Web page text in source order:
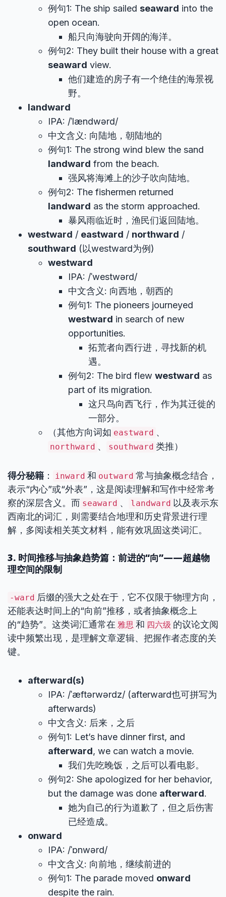
例句1: The ship sailed seaward into the
open ocean.
船只向海驶向开阔的海洋。
例句2: They built their house with a great
seaward view.
他们建造的房子有一个绝佳的海景视
野。
landward
IPA: /ˈlændwərd/
中文含义: 向陆地，朝陆地的
例句1: The strong wind blew the sand
landward from the beach.
强风将海滩上的沙子吹向陆地。
例句2: The fishermen returned
landward as the storm approached.
暴风雨临近时，渔民们返回陆地。
westward / eastward / northward /
southward (以westward为例)
westward
IPA: /ˈwestwərd/
中文含义: 向西地，朝西的
例句1: The pioneers journeyed
westward in search of new
opportunities.
拓荒者向西行进，寻找新的机
遇。
例句2: The bird flew westward as
part of its migration.
这只鸟向西飞行，作为其迁徙的
一部分。
（其他方向词如 eastward 、
northward 、 southward 类推）
得分秘籍 ： inward 和 outward 常与抽象概念结合，
表示“内心”或“外表”，这是阅读理解和写作中经常考
察的深层含义。而 seaward 、 landward 以及表示东
西南北的词汇，则需要结合地理和历史背景进行理
解，多阅读相关英文材料，能有效巩固这类词汇。
3. 时间推移与抽象趋势篇：前进的“向”——超越物
理空间的限制
-ward 后缀的强大之处在于，它不仅限于物理方向，
还能表达时间上的“向前”推移，或者抽象概念上
的“趋势”。这类词汇通常在 雅思 和 四六级 的议论文阅
读中频繁出现，是理解文章逻辑、把握作者态度的关
键。
afterward(s)
IPA: /ˈæftərwərdz/ (afterward也可拼写为
afterwards)
中文含义: 后来，之后
例句1: Let’s have dinner first, and
afterward, we can watch a movie.
我们先吃晚饭，之后可以看电影。
例句2: She apologized for her behavior,
but the damage was done afterward.
她为自己的行为道歉了，但之后伤害
已经造成。
onward
IPA: /ˈɒnwərd/
中文含义: 向前地，继续前进的
例句1: The parade moved onward
despite the rain.